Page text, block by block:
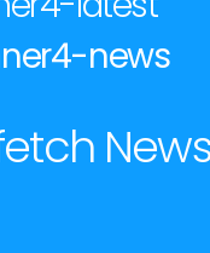
news
News